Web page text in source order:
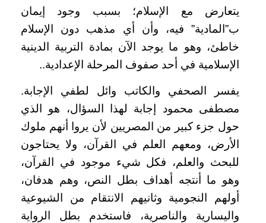
يتعارض مع الإسلام؛ بسبب وجود إيمان
ب”المادية” فيه، وأن أي مذهب دون الإسلام
خاطئ، وهو ما يوجد الآن بمادة التربية الدينية
الإسلامية في أحد صفوف المرحلة الإعدادية..
يفسر الصحفي والكاتب وائل لطفي الإجابة.
مصطفى محمود إجابة لهذا السؤال، هو الذي
حول جزء كبير من المصريين لأن يروا أنهم ملوك
الأرض، ومعهم العلم في القرآن، ولا يحتاجون
للبحث والعلم، فكل شيء موجود في القرآن،
وهو ما أنتجه أهداف بطل النص، وهم هدفان،
أولهم النجومية وثانيهم الانتقام من الشيوعية
واليسارية والناصرية، فاستخدم بطل الرواية